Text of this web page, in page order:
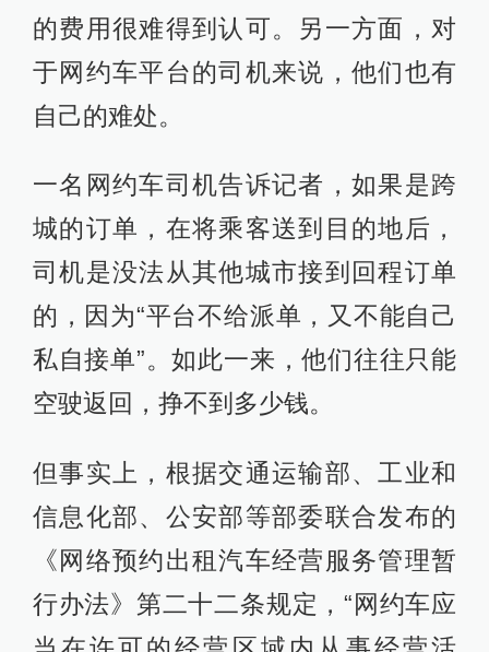
的费用很难得到认可。另一方面，对
于网约车平台的司机来说，他们也有
自己的难处。
一名网约车司机告诉记者，如果是跨
城的订单，在将乘客送到目的地后，
司机是没法从其他城市接到回程订单
的，因为“平台不给派单，又不能自己
私自接单”。如此一来，他们往往只能
空驶返回，挣不到多少钱。
但事实上，根据交通运输部、工业和
信息化部、公安部等部委联合发布的
《网络预约出租汽车经营服务管理暂
行办法》第二十二条规定，“网约车应